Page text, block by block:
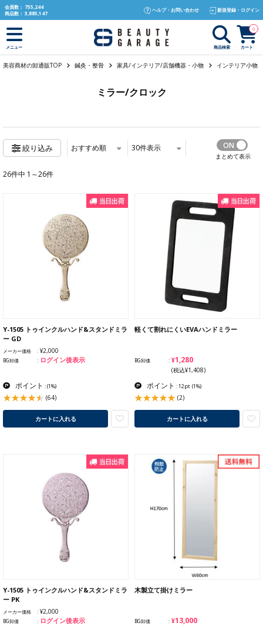
text.skipToContent
text.skipToNavigation
会員数： 755,244
商品数： 3,885,147
ヘルプ・お問い合わせ 新規登録・ログイン
メニュー 商品検索 カート
0
美容商材の卸通販TOP 鍼灸・整骨 家具/インテリア/店舗機器・小物 インテリア小物
ミラー/クロック
絞り込み おすすめ順 30件表示
まとめて表示
26件中 1～26件
Y-1505 トゥインクルハンド&スタンドミラ
ー GD
メーカー価格 ¥2,000
BG卸価 ログイン後表示
ポイント :(1%)
(64)
カートに入れる
軽くて割れにくいEVAハンドミラー
BG卸価 ¥1,280
(税込¥1,408)
ポイント : 12pt (1%)
(2)
カートに入れる
Y-1505 トゥインクルハンド&スタンドミラ
ー PK
メーカー価格 ¥2,000
BG卸価 ログイン後表示
木製立て掛けミラー
BG卸価 ¥13,000